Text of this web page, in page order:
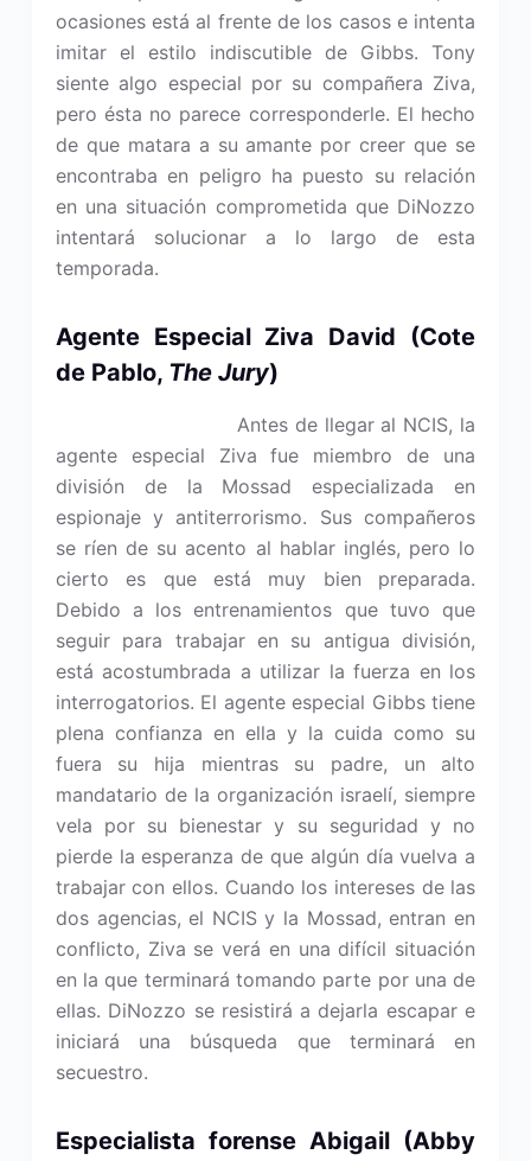
ocasiones está al frente de los casos e intenta
imitar el estilo indiscutible de Gibbs. Tony
siente algo especial por su compañera Ziva,
pero ésta no parece corresponderle. El hecho
de que matara a su amante por creer que se
encontraba en peligro ha puesto su relación
en una situación comprometida que DiNozzo
intentará solucionar a lo largo de esta
temporada.
Agente Especial Ziva David (Cote
de Pablo, The Jury)
Antes de llegar al NCIS, la
agente especial Ziva fue miembro de una
división de la Mossad especializada en
espionaje y antiterrorismo. Sus compañeros
se ríen de su acento al hablar inglés, pero lo
cierto es que está muy bien preparada.
Debido a los entrenamientos que tuvo que
seguir para trabajar en su antigua división,
está acostumbrada a utilizar la fuerza en los
interrogatorios. El agente especial Gibbs tiene
plena confianza en ella y la cuida como su
fuera su hija mientras su padre, un alto
mandatario de la organización israelí, siempre
vela por su bienestar y su seguridad y no
pierde la esperanza de que algún día vuelva a
trabajar con ellos. Cuando los intereses de las
dos agencias, el NCIS y la Mossad, entran en
conflicto, Ziva se verá en una difícil situación
en la que terminará tomando parte por una de
ellas. DiNozzo se resistirá a dejarla escapar e
iniciará una búsqueda que terminará en
secuestro.
Especialista forense Abigail (Abby